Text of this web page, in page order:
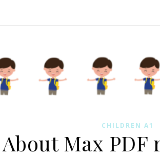
CHILDREN A1
About Max PDF